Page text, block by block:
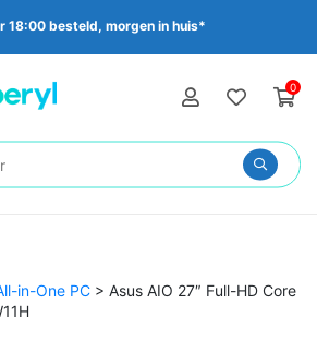
18:00 besteld, morgen in huis*
0
in-One PC > Asus AIO 27″ Full-HD Core